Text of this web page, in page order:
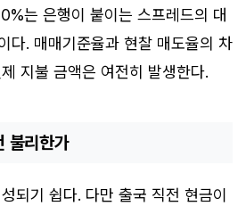
는 은행이 붙이는 스프레드의 대
다. 매매기준율과 현찰 매도율의 차
지불 금액은 여전히 발생한다.
불리한가
되기 쉽다. 다만 출국 직전 현금이